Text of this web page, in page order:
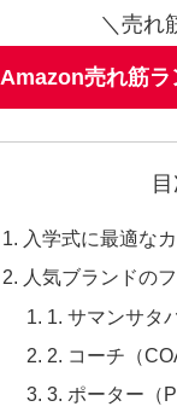
＼売れ
Amazon売れ筋ラ
入学式に最適な
人気ブランドの
1. サマンサタ
2. コーチ（
3. ポーター（